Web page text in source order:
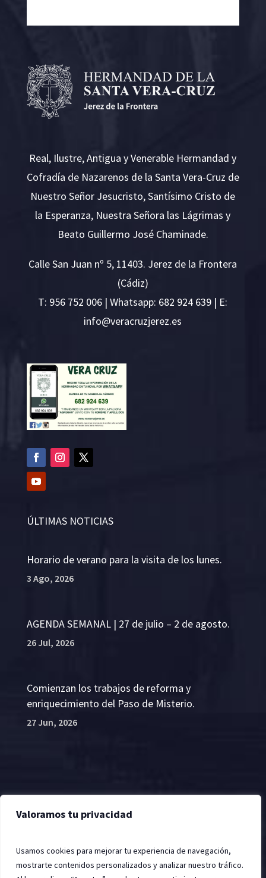
Valoramos tu privacidad
Usamos cookies para mejorar tu experiencia de navegación,
mostrarte contenidos personalizados y analizar nuestro tráfico.
Real, Ilustre, Antigua y Venerable Hermandad y
Cofradía de Nazarenos de la Santa Vera-Cruz de
Nuestro Señor Jesucristo, Santísimo Cristo de
la Esperanza, Nuestra Señora las Lágrimas y
Beato Guillermo José Chaminade.
Calle San Juan nº 5, 11403. Jerez de la Frontera
(Cádiz)
T: 956 752 006 | Whatsapp: 682 924 639 | E:
se.ze
rejzu
rcare
v@ofn
i
ÚLTIMAS NOTICIAS
Horario de verano para la visita de los lunes.
3 Ago, 2026
AGENDA SEMANAL | 27 de julio – 2 de agosto.
26 Jul, 2026
Comienzan los trabajos de reforma y
enriquecimiento del Paso de Misterio.
27 Jun, 2026